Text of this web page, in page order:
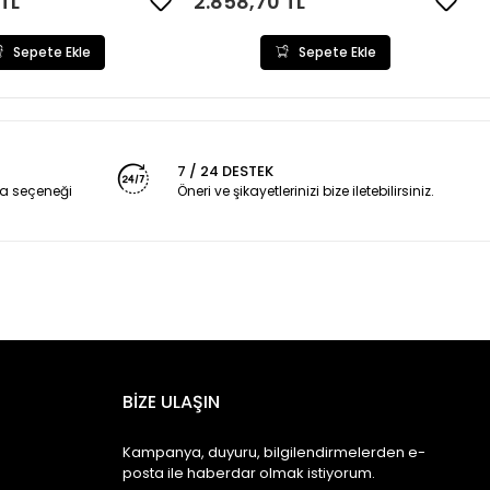
Sepete Ekle Sepete Ekle
seçeneği
7 / 24 DESTEK
Öneri ve şikayetlerinizi bize iletebilirsiniz.
BİZE ULAŞIN
Kampanya, duyuru, bilgilendirmelerden e-
posta ile haberdar olmak istiyorum.